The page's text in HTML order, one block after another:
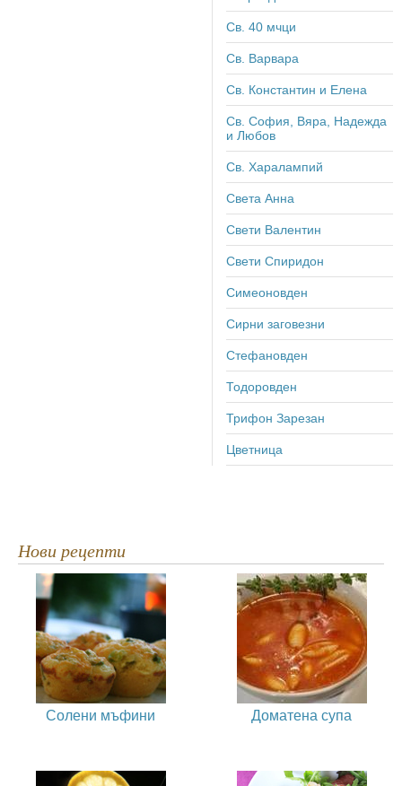
Св. 40 мчци
Св. Варвара
Св. Константин и Елена
Св. София, Вяра, Надежда
и Любов
Св. Харалампий
Света Анна
Свети Валентин
Свети Спиридон
Симеоновден
Сирни заговезни
Стефановден
Тодоровден
Трифон Зарезан
Цветница
Нови рецепти
Солени мъфини Доматена супа